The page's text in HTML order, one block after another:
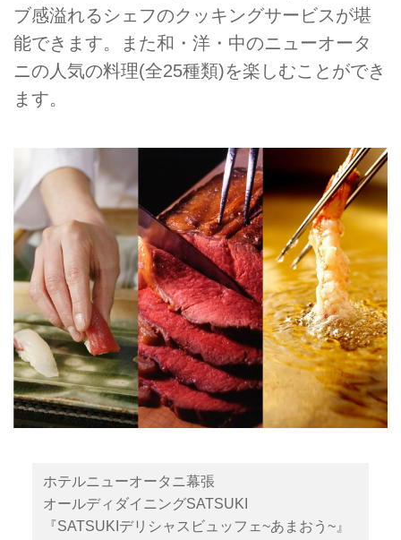
ブ感溢れるシェフのクッキングサービスが堪
能できます。また和・洋・中のニューオータ
ニの人気の料理(全25種類)を楽しむことができ
ます。
ホテルニューオータニ幕張
オールディダイニングSATSUKI
『SATSUKIデリシャスビュッフェ~あまおう~』